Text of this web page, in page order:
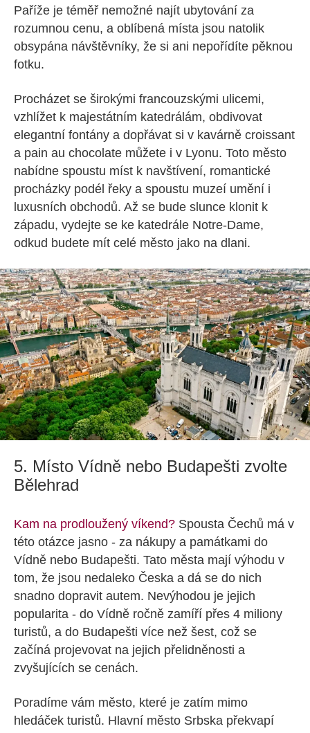
Paříže je téměř nemožné najít ubytování za
rozumnou cenu, a oblíbená místa jsou natolik
obsypána návštěvníky, že si ani nepořídíte pěknou
fotku.
Procházet se širokými francouzskými ulicemi,
vzhlížet k majestátním katedrálám, obdivovat
elegantní fontány a dopřávat si v kavárně croissant
a pain au chocolate můžete i v Lyonu. Toto město
nabídne spoustu míst k navštívení, romantické
procházky podél řeky a spoustu muzeí umění i
luxusních obchodů. Až se bude slunce klonit k
západu, vydejte se ke katedrále Notre-Dame,
odkud budete mít celé město jako na dlani.
5. Místo Vídně nebo Budapešti zvolte
Bělehrad
Kam na prodloužený víkend? Spousta Čechů má v
této otázce jasno - za nákupy a památkami do
Vídně nebo Budapešti. Tato města mají výhodu v
tom, že jsou nedaleko Česka a dá se do nich
snadno dopravit autem. Nevýhodou je jejich
popularita - do Vídně ročně zamíří přes 4 miliony
turistů, a do Budapešti více než šest, což se
začíná projevovat na jejich přelidněnosti a
zvyšujících se cenách.
Poradíme vám město, které je zatím mimo
hledáček turistů. Hlavní město Srbska překvapí